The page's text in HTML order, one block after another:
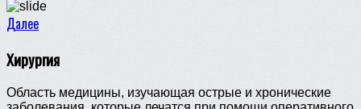
Далее
Хирургия
Область медицины, изучающая острые и хронические